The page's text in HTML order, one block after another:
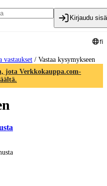
Kirjaudu
fi
vastaukset / Vastaa kysymykseen
jota Verkkokauppa.com-